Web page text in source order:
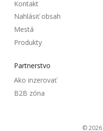
Kontakt
Nahlásiť obsah
Mestá
Produkty
Partnerstvo
Ako inzerovať
B2B zóna
© 2026